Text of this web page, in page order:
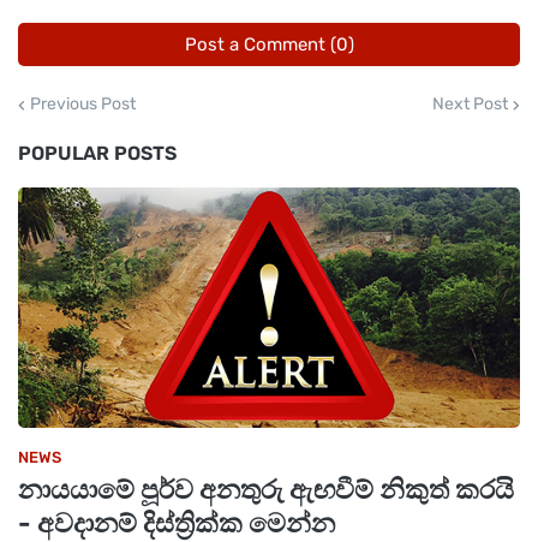
ගෙදරින් රැගෙන යන්න" යැයි පැවසීය.
Post a Comment (0)
Previous Post Next Post
POPULAR POSTS
NEWS
නායයාමේ පූර්ව අනතුරු ඇඟවීම් නිකුත් කරයි
- අවදානම් දිස්ත්‍රික්ක මෙන්න